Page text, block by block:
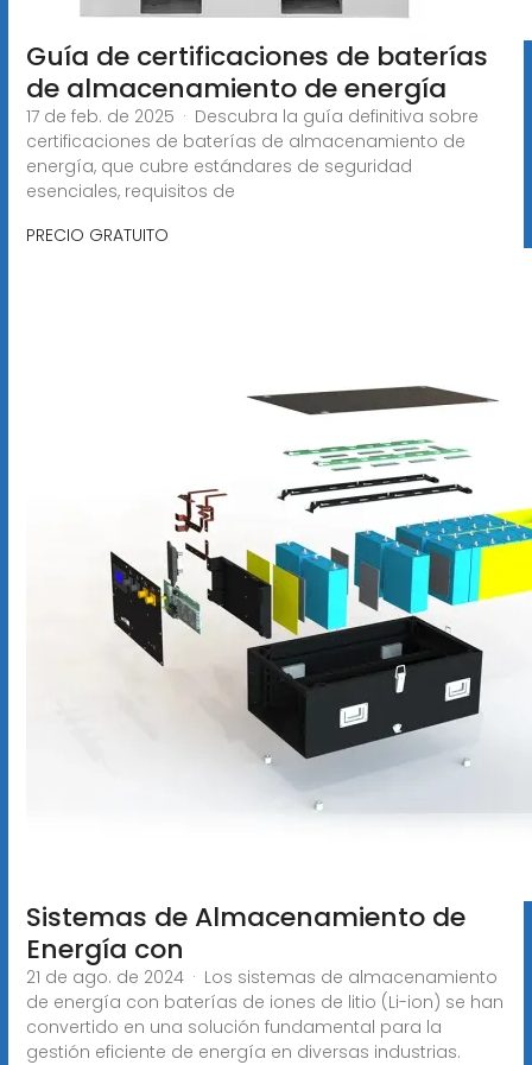
Guía de certificaciones de baterías
de almacenamiento de energía
17 de feb. de 2025 · Descubra la guía definitiva sobre
certificaciones de baterías de almacenamiento de
energía, que cubre estándares de seguridad
esenciales, requisitos de
PRECIO GRATUITO
Sistemas de Almacenamiento de
Energía con
21 de ago. de 2024 · Los sistemas de almacenamiento
de energía con baterías de iones de litio (Li-ion) se han
convertido en una solución fundamental para la
gestión eficiente de energía en diversas industrias.